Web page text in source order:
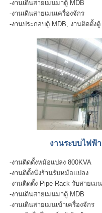
-งานเดินสายเมนมาตู้ MDB
-งานเดินสายเมนเครื่องจักร
-งานประกอบตู้ MDB, งานติดตั้งตู้
งานระบบไฟฟ้
-งานติดตั้งหม้อแปลง 800KVA
-งานติดั้งนั่งร้านรับหม้อแปลง
-งานติดตั้ง Pipe Rack รับสายเมน
-งานเดินสายเมนมาตู้ MDB
-งานเดินสายเมนเข้าเครื่องจักร